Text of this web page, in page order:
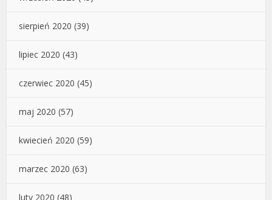
sierpień 2020 (39)
lipiec 2020 (43)
czerwiec 2020 (45)
maj 2020 (57)
kwiecień 2020 (59)
marzec 2020 (63)
luty 2020 (48)